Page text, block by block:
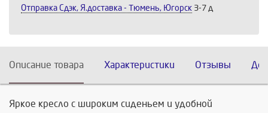
Отправка Сдэк, Я.доставка - Тюмень, Югорск 3-7 д
Описание товара Характеристики Отзывы
Яркое кресло с широким сиденьем и удобной